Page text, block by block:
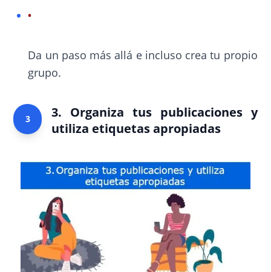
Da un paso más allá e incluso crea tu propio
grupo.
3
3. Organiza tus publicaciones y
utiliza etiquetas apropiadas